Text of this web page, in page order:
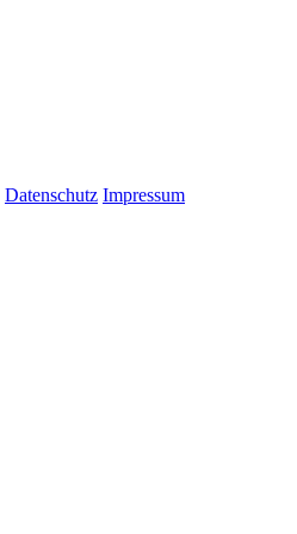
Datenschutz Impressum